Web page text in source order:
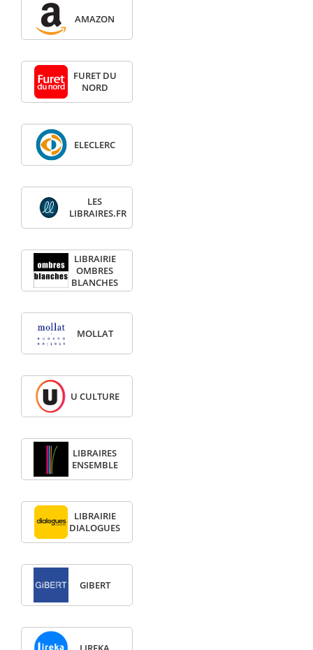
AMAZON
FURET DU
NORD
ELECLERC
LES
LIBRAIRES.FR
LIBRAIRIE
OMBRES
BLANCHES
MOLLAT
U CULTURE
LIBRAIRES
ENSEMBLE
LIBRAIRIE
DIALOGUES
GIBERT